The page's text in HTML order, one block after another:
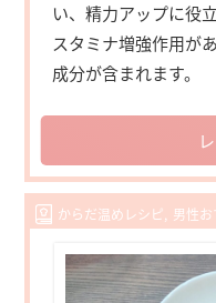
い、精力アップに役
スタミナ増強作用が
成分が含まれます。
からだ温めレシピ 男性